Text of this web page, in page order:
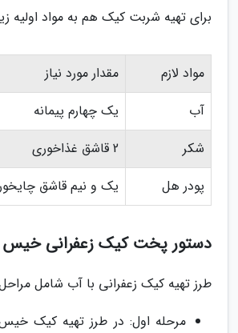
برای تهیه شربت کیک هم به مواد اولیه
مواد لازم
مقدار مورد نیاز
آب
یک چهارم پیمانه
شکر
2 قاشق غذاخوری
پودر هل
یک و نیم قاشق
دستور پخت کیک زعفرانی خیس
طرز تهیه کیک زعفرانی با آب شامل
مرحله اول: در طرز تهیه کیک خیس